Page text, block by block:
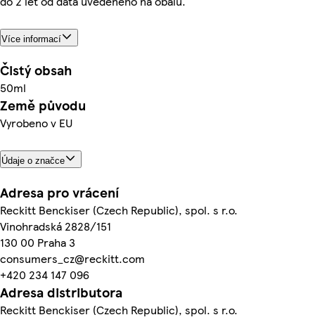
Více informací
Čistý obsah
50ml
Země původu
Vyrobeno v EU
Údaje o značce
Adresa pro vrácení
Reckitt Benckiser (Czech Republic), spol. s r.o.
Vinohradská 2828/151
130 00 Praha 3
consumers_cz@reckitt.com
+420 234 147 096
Adresa distributora
Reckitt Benckiser (Czech Republic), spol. s r.o.